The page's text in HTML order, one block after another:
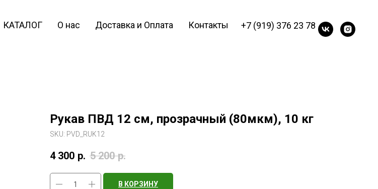
КАТАЛОГ О нас Доставка и Оплата Контакты +7 (919) 376 23 78
Рукав ПВД 12 см, прозрачный (80мкм), 10 кг
SKU: PVD_RUK12
4 300 р. 5 200 р.
В КОРЗИНУ